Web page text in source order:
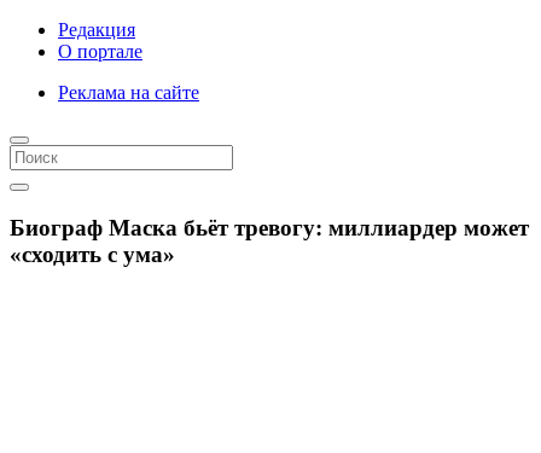
Редакция
О портале
Реклама на сайте
Биограф Маска бьёт тревогу: миллиардер может
«сходить с ума»